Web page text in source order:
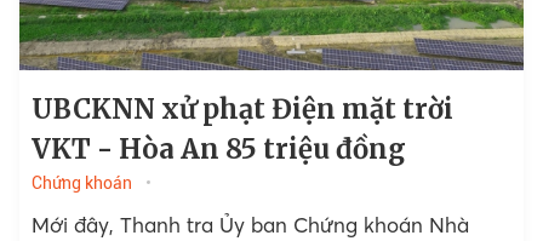
UBCKNN xử phạt Điện mặt trời
VKT - Hòa An 85 triệu đồng
Chứng khoán
Mới đây, Thanh tra Ủy ban Chứng khoán Nhà